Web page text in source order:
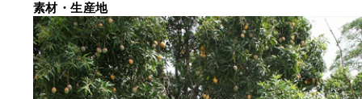
素材・生産地